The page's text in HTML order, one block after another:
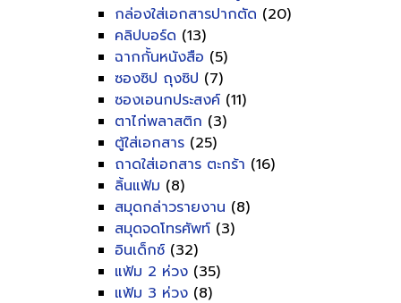
กล่องใส่เอกสารปากตัด (20)
คลิปบอร์ด (13)
ฉากกั้นหนังสือ (5)
ซองซิป ถุงซิป (7)
ซองเอนกประสงค์ (11)
ตาไก่พลาสติก (3)
ตู้ใส่เอกสาร (25)
ถาดใส่เอกสาร ตะกร้า (16)
ลิ้นแฟ้ม (8)
สมุดกล่าวรายงาน (8)
สมุดจดโทรศัพท์ (3)
อินเด็กซ์ (32)
แฟ้ม 2 ห่วง (35)
แฟ้ม 3 ห่วง (8)